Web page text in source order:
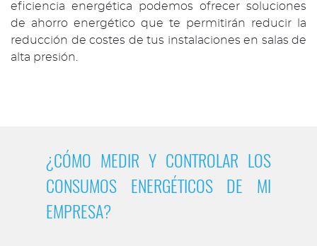
eficiencia energética podemos ofrecer soluciones
de ahorro energético que te permitirán reducir la
reducción de costes de tus instalaciones en salas de
alta presión.
¿CÓMO MEDIR Y CONTROLAR LOS
CONSUMOS ENERGÉTICOS DE MI
EMPRESA?